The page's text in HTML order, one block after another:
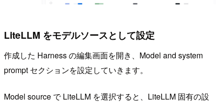
LiteLLM をモデルソースとして設定
作成した Harness の編集画面を開き、Model and system
prompt セクションを設定していきます。
Model source で LiteLLM を選択すると、LiteLLM 固有の設